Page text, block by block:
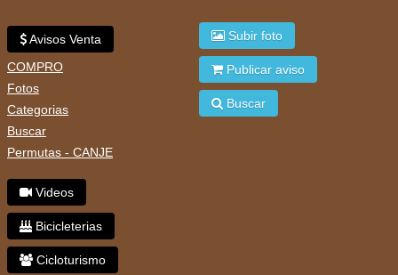
Avisos Venta
COMPRO
Fotos
Categorias
Buscar
Permutas - CANJE
Videos
Bicicleterias
Cicloturismo
Subir foto
Publicar aviso
Buscar